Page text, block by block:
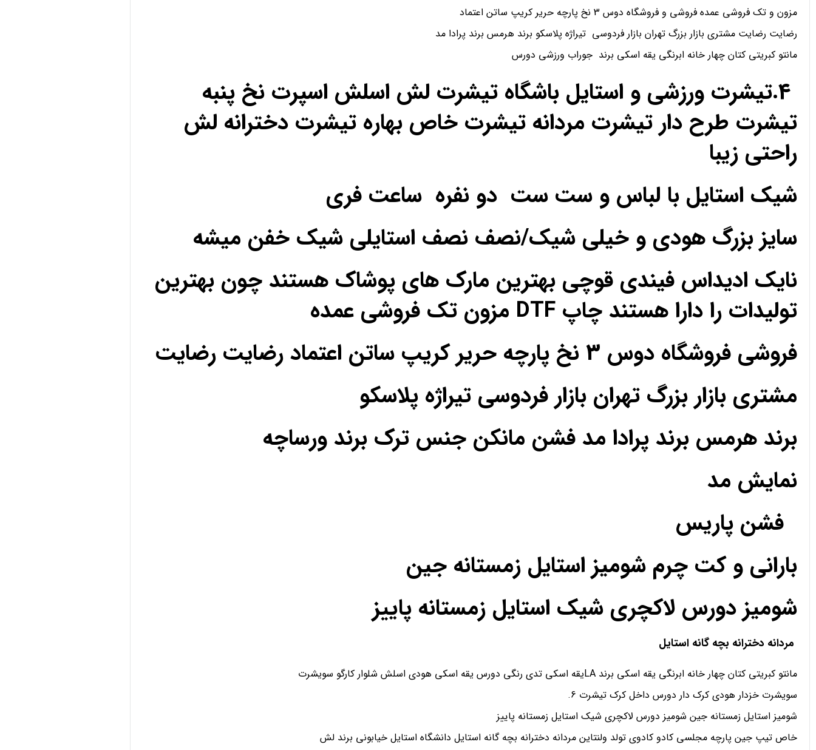
مزون و تک فروشی عمده فروشی و فروشگاه دوس 3 نخ پارچه حریر کریپ ساتن اعتماد
رضایت رضایت مشتری بازار بزرگ تهران بازار فردوسی تیراژه پلاسکو برند هرمس برند پرادا مد
مانتو کبریتی کتان چهار خانه ابرنگی یقه اسکی برند جوراب ورزشی دورس
4.تیشرت ورزشی و استایل باشگاه تیشرت لش اسلش اسپرت نخ پنبه
تیشرت طرح دار تیشرت مردانه تیشرت خاص بهاره تیشرت دخترانه لش
راحتی زیبا
شیک استایل با لباس و ست ست دو نفره ساعت فری
سایز بزرگ هودی و خیلی شیک/نصف نصف استایلی شیک خفن میشه
نایک ادیداس فیندی قوچی بهترین مارک های پوشاک هستند چون بهترین
تولیدات را دارا هستند چاپ DTF مزون تک فروشی عمده
فروشی فروشگاه دوس 3 نخ پارچه حریر کریپ ساتن اعتماد رضایت رضایت
مشتری بازار بزرگ تهران بازار فردوسی تیراژه پلاسکو
برند هرمس برند پرادا مد فشن مانکن جنس ترک برند ورساچه
نمایش مد
فشن پاریس
بارانی و کت چرم شومیز استایل زمستانه جین
شومیز دورس لاکچری شیک استایل زمستانه پاییز
مردانه دخترانه بچه گانه استایل
مانتو کبریتی کتان چهار خانه ابرنگی یقه اسکی برند LAیقه اسکی تدی رنگی دورس یقه اسکی هودی اسلش شلوار کارگو سویشرت
سویشرت خزدار هودی کرک دار دورس داخل کرک تیشرت 6.
شومیز استایل زمستانه جین شومیز دورس لاکچری شیک استایل زمستانه پاییز
خاص تیپ جین پارچه مجلسی کادو کادوی تولد ولنتاین مردانه دخترانه بچه گانه استایل دانشگاه استایل خیابونی برند لش